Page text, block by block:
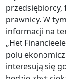
przedsiębiorcy,
prawnicy. W
informacji na
„Het
polu
interesują się